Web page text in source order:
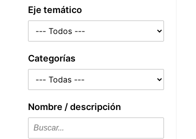
Eje temático
Categorías
Nombre / descripción